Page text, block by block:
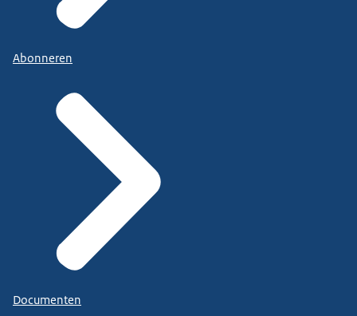
Abonneren
Documenten